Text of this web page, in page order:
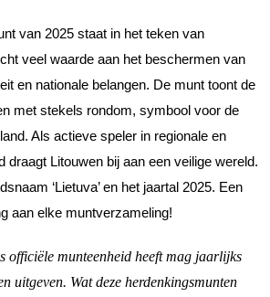
van 2025 staat in het teken van
veel waarde aan het beschermen van
en nationale belangen. De munt toont de
met stekels rondom, symbool voor de
Als actieve speler in regionale en
draagt Litouwen bij aan een veilige wereld.
‘Lietuva’ en het jaartal 2025. Een
aan elke muntverzameling!
officiële munteenheid heeft mag jaarlijks
uitgeven. Wat deze herdenkingsmunten